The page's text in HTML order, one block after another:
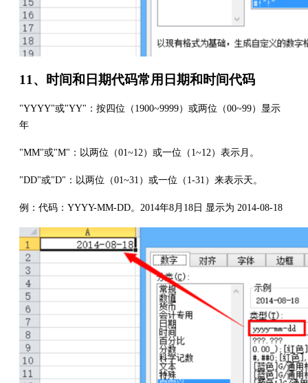
11、时间和日期代码常用日期和时间代码
"YYYY"或"YY"：按四位（1900~9999）或两位（00~99）显示
年
"MM"或"M"：以两位（01~12）或一位（1~12）表示月。
"DD"或"D"：以两位（01~31）或一位（1-31）来表示天。
例：代码：YYYY-MM-DD。2014年8月18日 显示为 2014-08-18